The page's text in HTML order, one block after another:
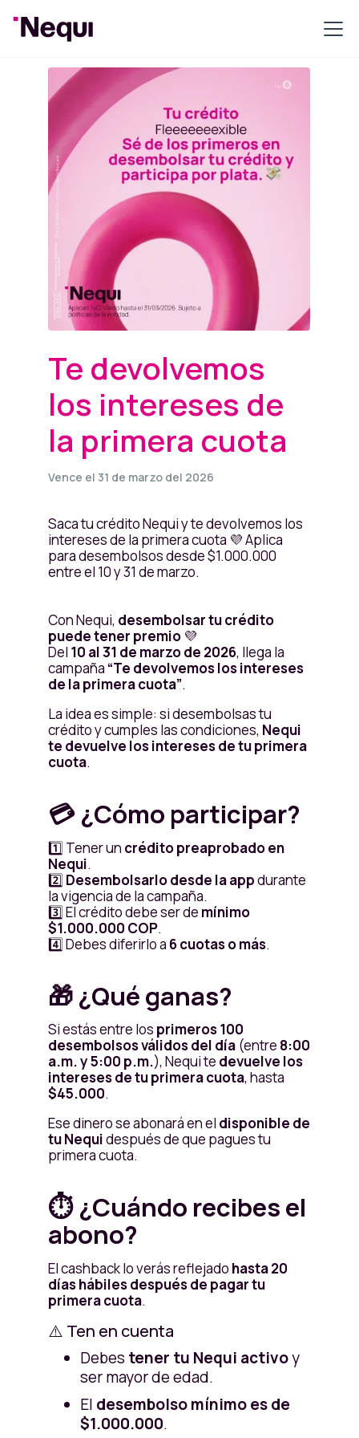
Te devolvemos
los intereses de
la primera cuota
Vence el 31 de marzo del 2026
Saca tu crédito Nequi y te devolvemos los
intereses de la primera cuota 💜 Aplica
para desembolsos desde $1.000.000
entre el 10 y 31 de marzo.
Con Nequi, desembolsar tu crédito
puede tener premio 💜
Del 10 al 31 de marzo de 2026, llega la
campaña “Te devolvemos los intereses
de la primera cuota”.
La idea es simple: si desembolsas tu
crédito y cumples las condiciones, Nequi
te devuelve los intereses de tu primera
cuota.
💳 ¿Cómo participar?
1️⃣ Tener un crédito preaprobado en
Nequi.
2️⃣ Desembolsarlo desde la appdurante
la vigencia de la campaña.
3️⃣ El crédito debe ser de mínimo
$1.000.000 COP.
4️⃣ Debes diferirlo a 6 cuotas o más.
🎁 ¿Qué ganas?
Si estás entre los primeros 100
desembolsos válidos del día (entre 8:00
a.m. y 5:00 p.m.), Nequi te devuelve los
intereses de tu primera cuota, hasta
$45.000.
Ese dinero se abonará en el disponible de
tu Nequidespués de que pagues tu
primera cuota.
⏱️ ¿Cuándo recibes el
abono?
El cashback lo verás reflejado hasta 20
días hábiles después de pagar tu
primera cuota.
⚠️ Ten en cuenta
Debes tener tu Nequi activoy
ser mayor de edad.
El desembolso mínimo es de
$1.000.000.